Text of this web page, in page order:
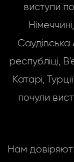
виступи
Саудівська
республіці,
Катарі,
почули
Нам